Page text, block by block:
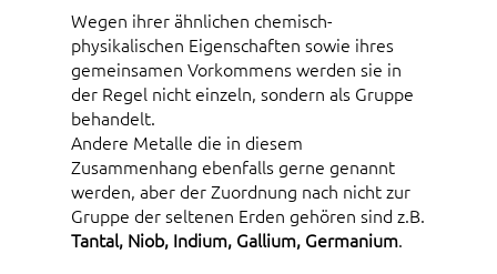
Wegen ihrer ähnlichen chemisch-
physikalischen Eigenschaften sowie ihres
gemeinsamen Vorkommens werden sie in
der Regel nicht einzeln, sondern als Gruppe
behandelt.
Andere Metalle die in diesem
Zusammenhang ebenfalls gerne genannt
werden, aber der Zuordnung nach nicht zur
Gruppe der seltenen Erden gehören sind z.B.
Tantal, Niob, Indium, Gallium, Germanium.